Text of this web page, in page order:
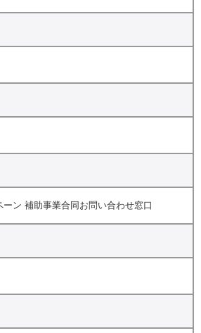
ン 補助事業合同お問い合わせ窓口